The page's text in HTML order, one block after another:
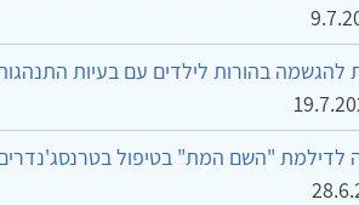
להגשמה בהורות לילדים עם בעיות
לדילמת "השם המת" בטיפול